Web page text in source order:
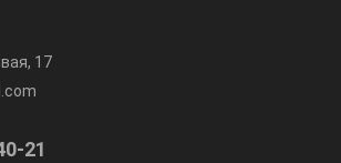
17
21